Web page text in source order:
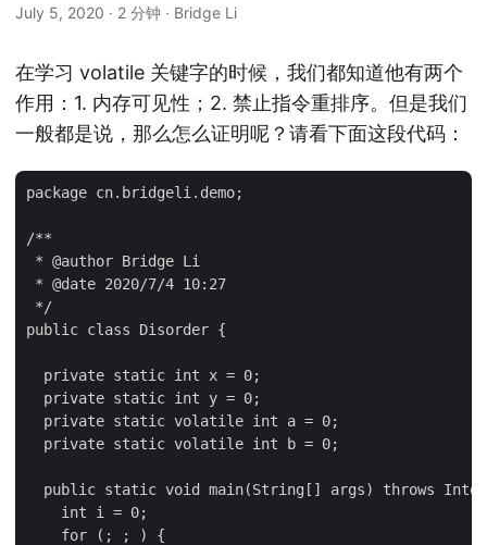
July 5, 2020 · 2 分钟 · Bridge Li
在学习 volatile 关键字的时候，我们都知道他有两个
作用：1. 内存可见性；2. 禁止指令重排序。但是我们
一般都是说，那么怎么证明呢？请看下面这段代码：
package cn.bridgeli.demo;
/**
* @author Bridge Li
* @date 2020/7/4 10:27
*/
public class Disorder {
  private static int x = 0;
  private static int y = 0;
  private static volatile int a = 0;
  private static volatile int b = 0;
public static void main(String[] args) throws
    int i = 0;
    for (; ; ) {